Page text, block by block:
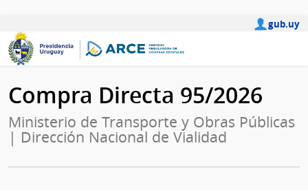
gub.uy
Compra Directa 95/2026
Ministerio de Transporte y Obras Públicas
| Dirección Nacional de Vialidad